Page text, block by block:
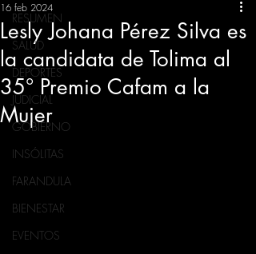
RESUMEN
SALUD
DEPORTES
JUDICIAL
GOBIERNO
INSÓLITAS
FARANDULA
BIENESTAR
EVENTOS
Lesly Johana Pérez Silva es
la candidata de Tolima al
35° Premio Cafam a la
Mujer
16 feb 2024